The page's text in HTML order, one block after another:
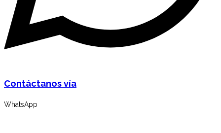
Contáctanos vía
WhatsApp